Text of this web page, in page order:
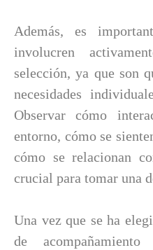
Además, es
involucren
selección, ya que son
necesidades
Observar cómo
entorno, cómo se
cómo se relacionan
crucial para tomar una
Una vez que se ha
de